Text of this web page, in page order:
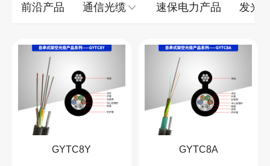
前沿产品 通信光缆 速保电力产品 发光
GYTC8Y GYTC8A